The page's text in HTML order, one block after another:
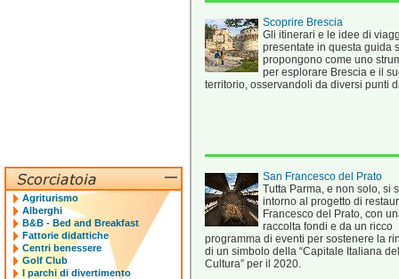
Scoprire Brescia
Gli itinerari e le idee di
presentate in questa guida
propongono come uno
per esplorare Brescia e il
territorio, osservandoli da diversi punti
San Francesco del Prato
Tutta Parma, e non solo, si
intorno al progetto di
Francesco del Prato, con
raccolta fondi e da un ricco
programma di eventi per sostenere la
di un simbolo della “Capitale Italiana
Cultura” per il 2020.
Agriturismo
Alberghi
B&B - Bed and Breakfast
Fattorie didattiche
Centri benessere
Golf Club
I parchi di divertimento